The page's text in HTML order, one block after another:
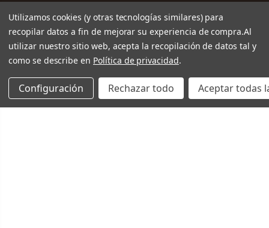
Utilizamos cookies (y otras tecnologías similares) para
recopilar datos a fin de mejorar su experiencia de compra.Al
utilizar nuestro sitio web, acepta la recopilación de datos tal y
como se describe en Política de privacidad.
Configuración Rechazar todo Aceptar todas